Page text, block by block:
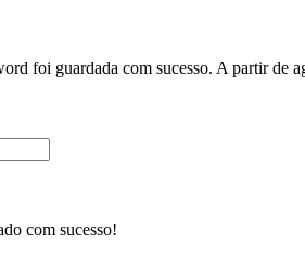
foi guardada com sucesso. A partir de
com sucesso!